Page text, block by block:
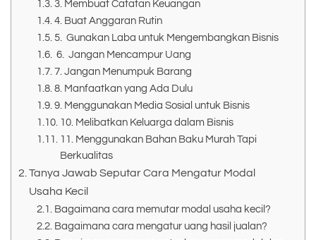
3. Membuat Catatan Keuangan
4. Buat Anggaran Rutin
5. Gunakan Laba untuk Mengembangkan Bisnis
6. Jangan Mencampur Uang
7. Jangan Menumpuk Barang
8. Manfaatkan yang Ada Dulu
9. Menggunakan Media Sosial untuk Bisnis
10. Melibatkan Keluarga dalam Bisnis
11. Menggunakan Bahan Baku Murah Tapi
Berkualitas
Tanya Jawab Seputar Cara Mengatur Modal
Usaha Kecil
Bagaimana cara memutar modal usaha kecil?
Bagaimana cara mengatur uang hasil jualan?